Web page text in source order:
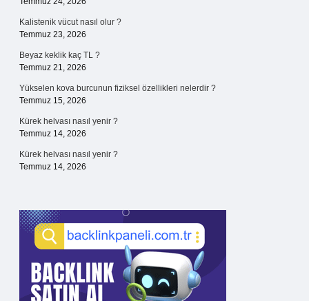
Kalistenik vücut nasıl olur ?
Temmuz 23, 2026
Beyaz keklik kaç TL ?
Temmuz 21, 2026
Yükselen kova burcunun fiziksel özellikleri nelerdir ?
Temmuz 15, 2026
Kürek helvası nasıl yenir ?
Temmuz 14, 2026
Kürek helvası nasıl yenir ?
Temmuz 14, 2026